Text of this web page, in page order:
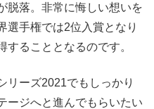
脱落。非常に悔しい想いを
選手権では2位入賞となり
することとなるのです。
リーズ2021でもしっかり
ージへと進んでもらいたい